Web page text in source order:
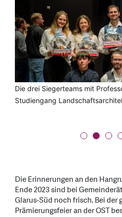
Das gesamte Studierenden- und
Studiengangs
Die drei Siegerteams mit
Studiengang
Der Erdrutsch in Schwanden GL
Intitiator und Betroffener Jürg
Prämierungsfeier
Der Schutzdamm vor dem
Schwanden GL
Die Erinnerungen an den
Ende 2023 sind bei
Glarus-Süd noch frisch. Bei der
Prämierungsfeier an der OST